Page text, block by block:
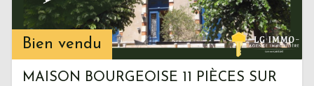
Bien vendu
MAISON BOURGEOISE 11 PIÈCES SUR